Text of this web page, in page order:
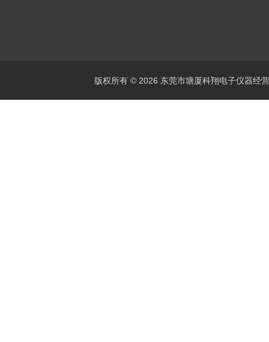
版权所有 © 2026 东莞市塘厦科翔电子仪器